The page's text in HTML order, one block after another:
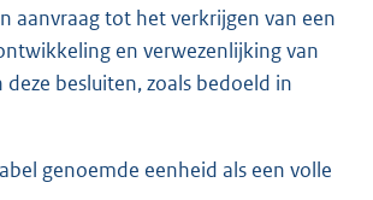
aanvraag tot het verkrijgen van een
en verwezenlijking van
besluiten, zoals bedoeld in
genoemde eenheid als een volle